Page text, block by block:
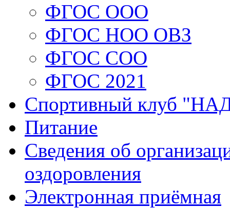
ФГОС ООО
ФГОС НОО ОВЗ
ФГОС СОО
ФГОС 2021
Спортивный клуб
Питание
Сведения об
оздоровления
Электронная приёмная